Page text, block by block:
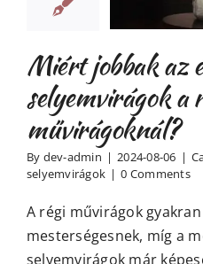
Miért jobbak az
selyemvirágok a
művirágoknál?
By dev-admin | 2024-08-06 |
selyemvirágok | 0 Comments
A régi művirágok
mesterségesnek, míg a
selyemvirágok már